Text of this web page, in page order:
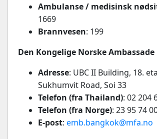
Ambulanse / medisinsk
1669
Brannvesen: 199
Den Kongelige Norske
Adresse: UBC II Building, 18.
Sukhumvit Road, Soi 33
Telefon (fra Thailand): 02 204
Telefon (fra Norge): 23 95 74
E-post: emb.bangkok@mfa.no